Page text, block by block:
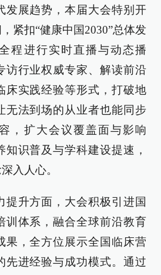
发展趋势，本届大会特别开
紧扣“健康中国2030”总体发
程进行实时直播与动态播
访行业权威专家、解读前沿
床实践经验等形式，打破地
无法到场的从业者也能同步
，扩大会议覆盖面与影响
知识普及与学科建设提速，
入人心。
提升方面，大会积极引进国
训体系，融合全球前沿教育
果，全方位展示全国临床营
先进经验与成功模式。通过